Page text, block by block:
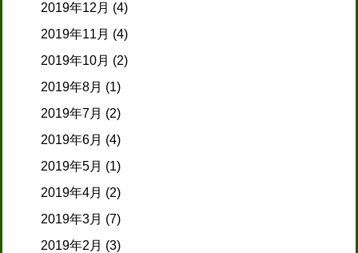
2019年12月 (4)
2019年11月 (4)
2019年10月 (2)
2019年8月 (1)
2019年7月 (2)
2019年6月 (4)
2019年5月 (1)
2019年4月 (2)
2019年3月 (7)
2019年2月 (3)